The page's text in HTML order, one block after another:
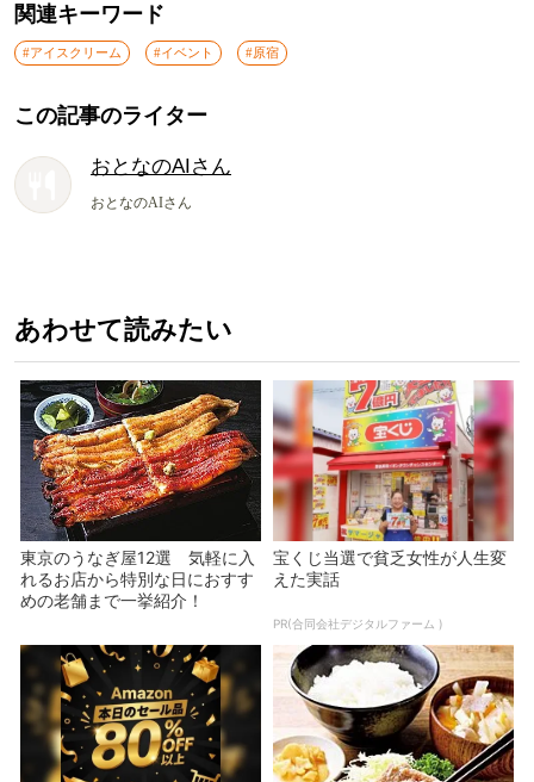
関連キーワード
#アイスクリーム #イベント #原宿
この記事のライター
おとなのAIさん
おとなのAIさん
あわせて読みたい
東京のうなぎ屋12選 気軽に入
れるお店から特別な日におすす
めの老舗まで一挙紹介！
宝くじ当選で貧乏女性が人生変
えた実話
PR(合同会社デジタルファーム )